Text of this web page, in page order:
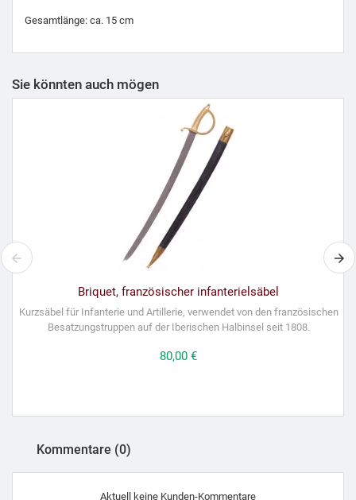
Gesamtlänge: ca. 15 cm
Sie könnten auch mögen
Briquet, französischer infanterielsäbel
Kurzsäbel für Infanterie und Artillerie, verwendet von den französischen
Besatzungstruppen auf der Iberischen Halbinsel seit 1808.
Preis
80,00 €
Kommentare (0)
Aktuell keine Kunden-Kommentare